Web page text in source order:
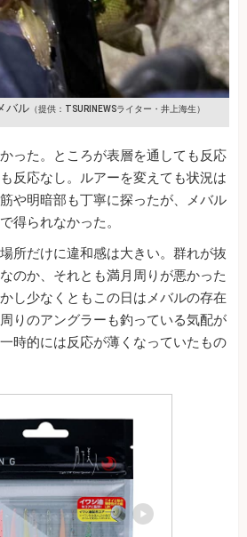
バル （提供：TSURINEWSライター・井上海生）
った。ところが表層を通しても反応
反応なし。ルアーを変えても状況は
や明暗部も丁寧に探ったが、メバル
得られなかった。
所だけに違和感は大きい。群れが抜
のか、それとも満月周りが悪かった
し少なくともこの日はメバルの存在
りのアングラーも釣っている気配が
時的には反応が薄くなっていたもの